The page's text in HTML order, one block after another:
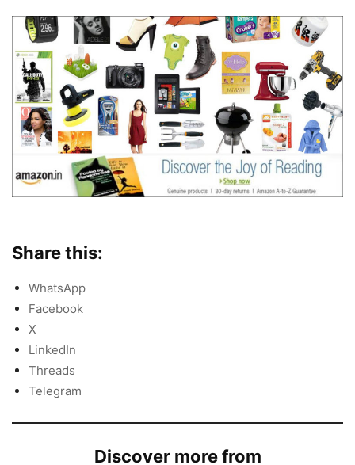
Share this:
WhatsApp
Facebook
X
LinkedIn
Threads
Telegram
Discover more from